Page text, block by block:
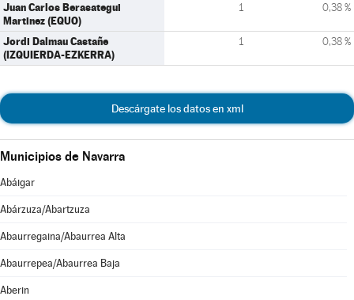
Juan Carlos Berasategui
Martinez (EQUO)
1 0,38 %
Jordi Dalmau Castañe
(IZQUIERDA-EZKERRA)
1 0,38 %
Descárgate los datos en xml
Municipios de Navarra
Abáigar
Abárzuza/Abartzuza
Abaurregaina/Abaurrea Alta
Abaurrepea/Abaurrea Baja
Aberin